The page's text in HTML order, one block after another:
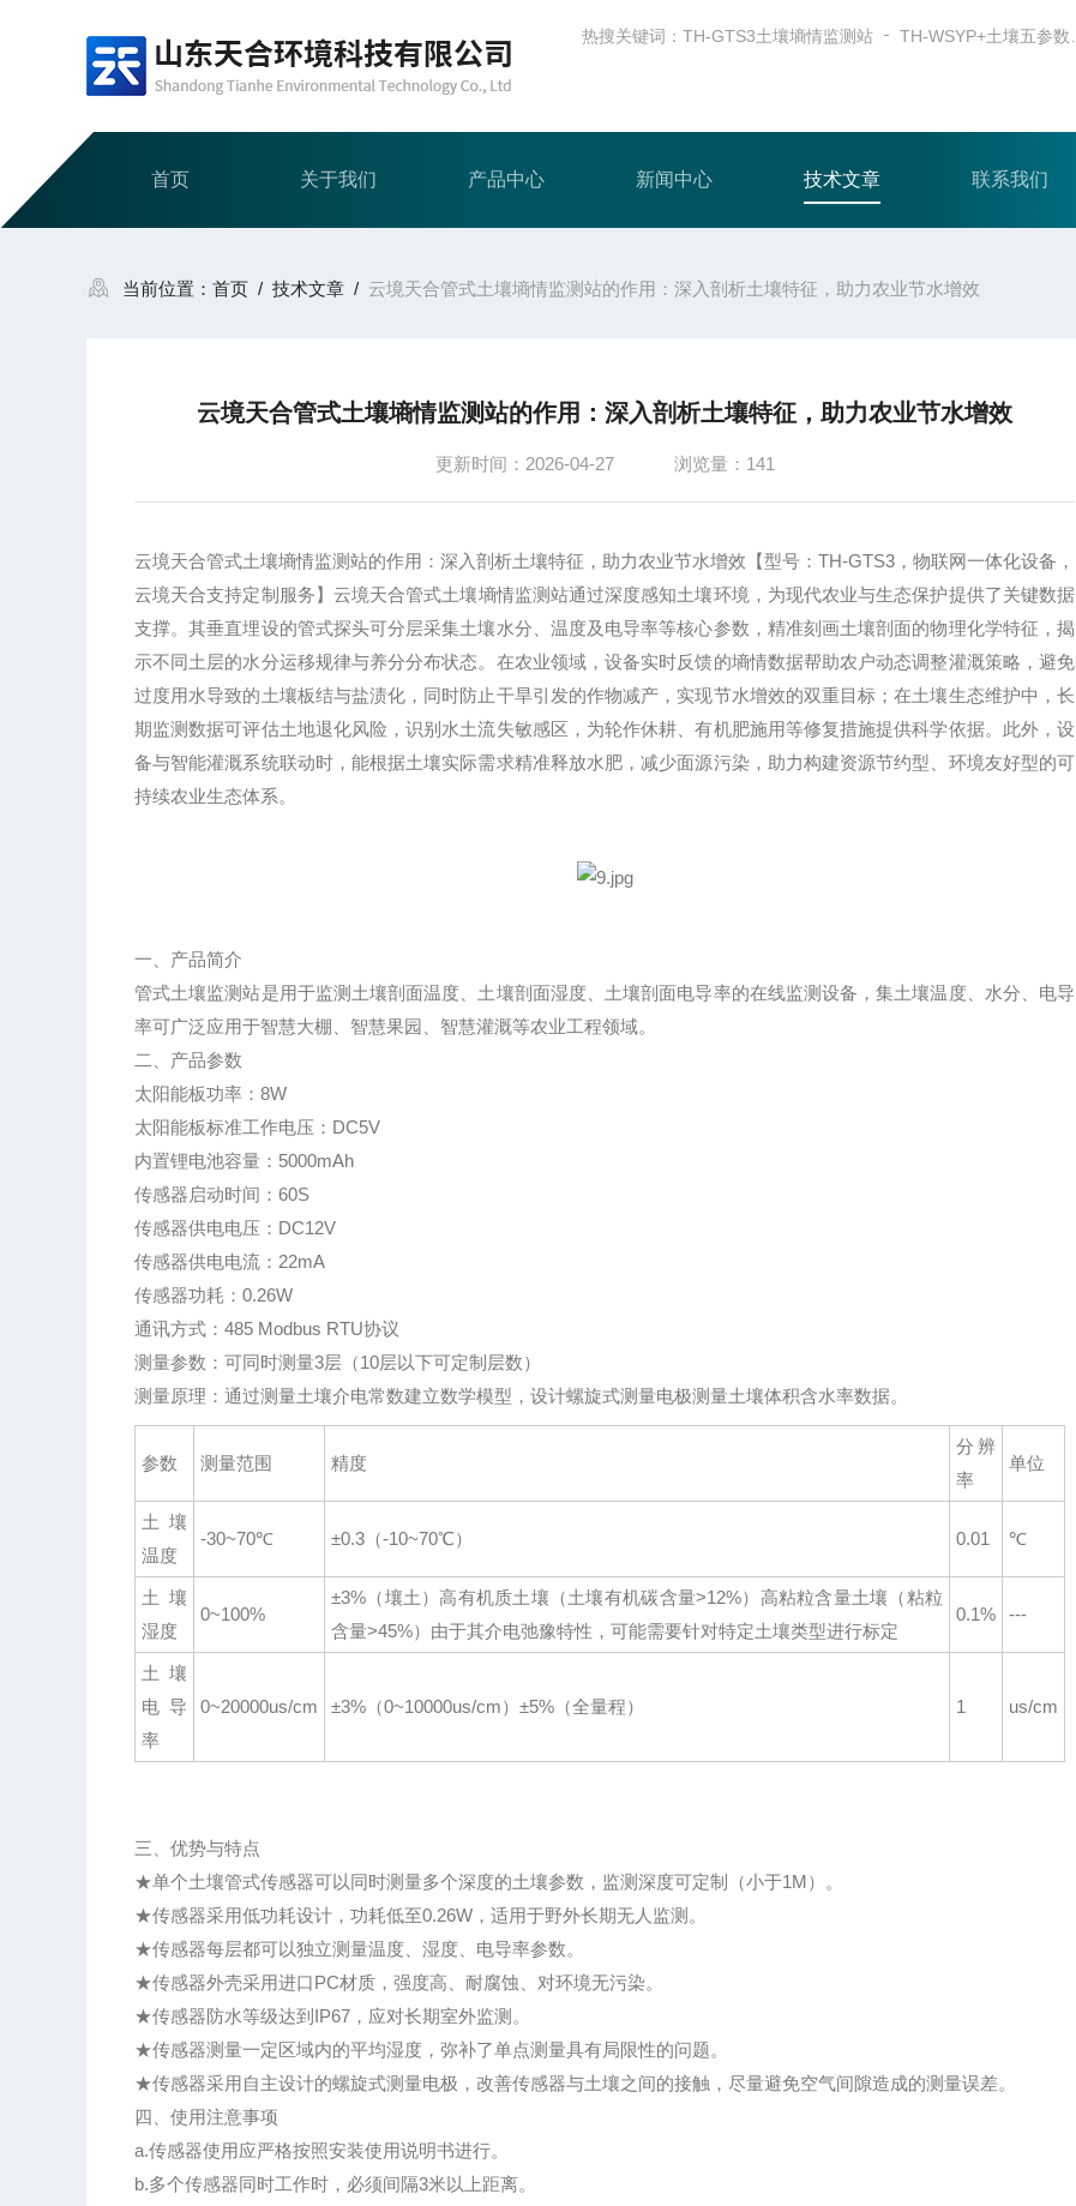
热搜关键词： TH-GTS3土壤墒情监测站
首页 关于我们 产品中心 新闻中心 技术文章 联系我们
当前位置： 首页 / 技术文章 / 云境天合管式土壤墒情监测站的作用：深入剖析土壤特征，助力农业节水增效
云境天合管式土壤墒情监测站的作用：深入剖析土壤特征，助力农业节水增效
更新时间：2026-04-27 浏览量：141
云境天合管式土壤墒情监测站的作用： 深入剖析土壤特征，助力农业节水增效 【型号：TH-GTS3，物联网一体化设备，
云境天合支持定制服务】 云境天合管式土壤墒情监测站通过深度感知土壤环境，为现代农业与生态保护提供了关键数据
支撑。其垂直埋设的管式探头可分层采集土壤水分、温度及电导率等核心参数，精准刻画土壤剖面的物理化学特征，揭
示不同土层的水分运移规律与养分分布状态。在农业领域，设备实时反馈的墒情数据帮助农户动态调整灌溉策略，避免
过度用水导致的土壤板结与盐渍化，同时防止干旱引发的作物减产，实现节水增效的双重目标；在土壤生态维护中，长
期监测数据可评估土地退化风险，识别水土流失敏感区，为轮作休耕、有机肥施用等修复措施提供科学依据。此外，设
备与智能灌溉系统联动时，能根据土壤实际需求精准释放水肥，减少面源污染，助力构建资源节约型、环境友好型的可
持续农业生态体系。
一、产品简介
管式土壤监测站是用于监测土壤剖面温度、土壤剖面湿度、土壤剖面电导率的在线监测设备，集土壤温度、水分、电导
率可广泛应用于智慧大棚、智慧果园、智慧灌溉等农业工程领域。
二、产品参数
太阳能板功率：8W
太阳能板标准工作电压：DC5V
内置锂电池容量：5000mAh
传感器启动时间：60S
传感器供电电压：DC12V
传感器供电电流：22mA
传感器功耗：0.26W
通讯方式：485 Modbus RTU协议
测量参数：可同时测量3层（10层以下可定制层数）
测量原理：通过测量土壤介电常数建立数学模型，设计螺旋式测量电极测量土壤体积含水率数据。
参数 测量范围 精度
分辨
率
单位
土壤
温度
-30~70℃ ±0.3（-10~70℃） 0.01 ℃
土壤
湿度
0~100%
±3%（壤土）高有机质土壤（土壤有机碳含量>12%）高粘粒含量土壤（粘粒
含量>45%）由于其介电弛豫特性，可能需要针对特定土壤类型进行标定
0.1% ---
土壤
电导
率
0~20000us/cm ±3%（0~10000us/cm）±5%（全量程） 1 us/cm
三、优势与特点
★单个土壤管式传感器可以同时测量多个深度的土壤参数，监测深度可定制（小于1M）。
★传感器采用低功耗设计，功耗低至0.26W，适用于野外长期无人监测。
★传感器每层都可以独立测量温度、湿度、电导率参数。
★传感器外壳采用进口PC材质，强度高、耐腐蚀、对环境无污染。
★传感器防水等级达到IP67，应对长期室外监测。
★传感器测量一定区域内的平均湿度，弥补了单点测量具有局限性的问题。
★传感器采用自主设计的螺旋式测量电极，改善传感器与土壤之间的接触，尽量避免空气间隙造成的测量误差。
四、使用注意事项
a.传感器使用应严格按照安装使用说明书进行。
b.多个传感器同时工作时，必须间隔3米以上距离。